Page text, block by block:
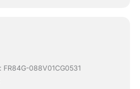
FR84G-088V01CG0531